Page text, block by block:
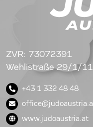
ZVR: 73072391
Wehlistraße 29/1/
+43 1 332 48 48
www.judoaustria.at